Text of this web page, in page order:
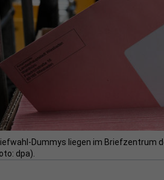
Dummys liegen im Briefzentrum
dpa).